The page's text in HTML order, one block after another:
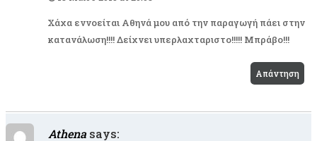
Χάχα εννοείται Αθηνά μου από την παραγωγή πάει στην
κατανάλωση!!!! Δείχνει υπερλαχταριστο!!!!! Μπράβο!!!
Απάντηση
Athena says: